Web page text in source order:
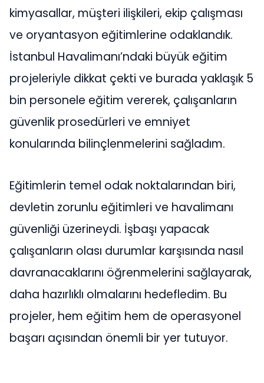
kimyasallar, müşteri ilişkileri, ekip çalışması
ve oryantasyon eğitimlerine odaklandık.
İstanbul Havalimanı’ndaki büyük eğitim
projeleriyle dikkat çekti ve burada yaklaşık 5
bin personele eğitim vererek, çalışanların
güvenlik prosedürleri ve emniyet
konularında bilinçlenmelerini sağladım.
Eğitimlerin temel odak noktalarından biri,
devletin zorunlu eğitimleri ve havalimanı
güvenliği üzerineydi. İşbaşı yapacak
çalışanların olası durumlar karşısında nasıl
davranacaklarını öğrenmelerini sağlayarak,
daha hazırlıklı olmalarını hedefledim. Bu
projeler, hem eğitim hem de operasyonel
başarı açısından önemli bir yer tutuyor.